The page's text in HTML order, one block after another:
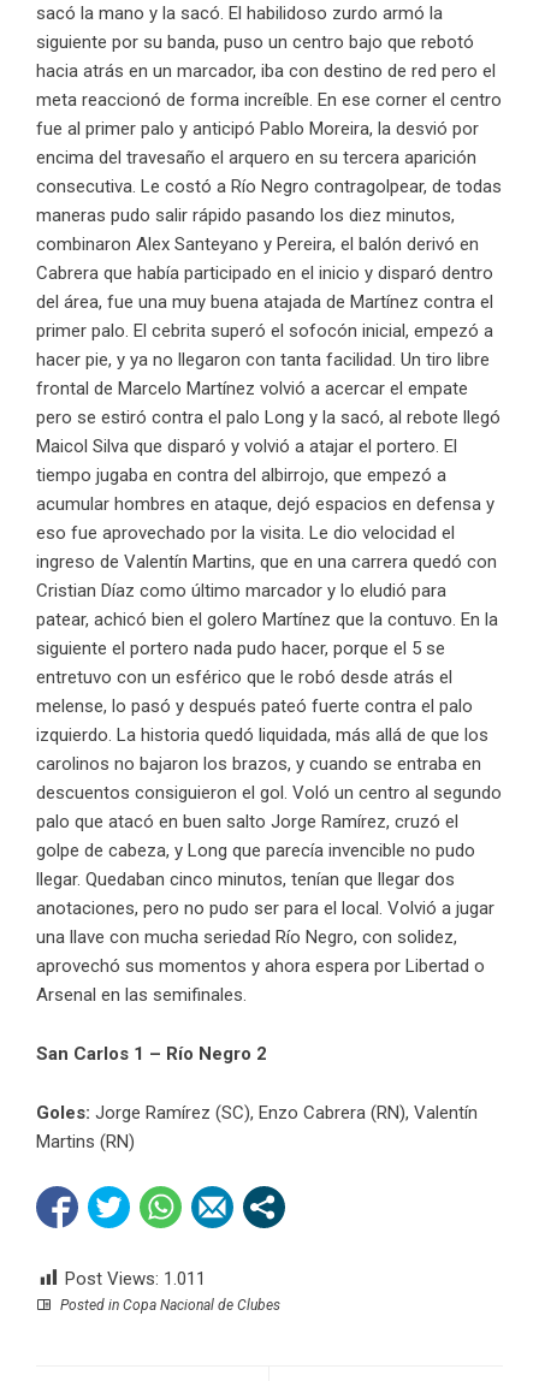
sacó la mano y la sacó. El habilidoso zurdo armó la
siguiente por su banda, puso un centro bajo que rebotó
hacia atrás en un marcador, iba con destino de red pero el
meta reaccionó de forma increíble. En ese corner el centro
fue al primer palo y anticipó Pablo Moreira, la desvió por
encima del travesaño el arquero en su tercera aparición
consecutiva. Le costó a Río Negro contragolpear, de todas
maneras pudo salir rápido pasando los diez minutos,
combinaron Alex Santeyano y Pereira, el balón derivó en
Cabrera que había participado en el inicio y disparó dentro
del área, fue una muy buena atajada de Martínez contra el
primer palo. El cebrita superó el sofocón inicial, empezó a
hacer pie, y ya no llegaron con tanta facilidad. Un tiro libre
frontal de Marcelo Martínez volvió a acercar el empate
pero se estiró contra el palo Long y la sacó, al rebote llegó
Maicol Silva que disparó y volvió a atajar el portero. El
tiempo jugaba en contra del albirrojo, que empezó a
acumular hombres en ataque, dejó espacios en defensa y
eso fue aprovechado por la visita. Le dio velocidad el
ingreso de Valentín Martins, que en una carrera quedó con
Cristian Díaz como último marcador y lo eludió para
patear, achicó bien el golero Martínez que la contuvo. En la
siguiente el portero nada pudo hacer, porque el 5 se
entretuvo con un esférico que le robó desde atrás el
melense, lo pasó y después pateó fuerte contra el palo
izquierdo. La historia quedó liquidada, más allá de que los
carolinos no bajaron los brazos, y cuando se entraba en
descuentos consiguieron el gol. Voló un centro al segundo
palo que atacó en buen salto Jorge Ramírez, cruzó el
golpe de cabeza, y Long que parecía invencible no pudo
llegar. Quedaban cinco minutos, tenían que llegar dos
anotaciones, pero no pudo ser para el local. Volvió a jugar
una llave con mucha seriedad Río Negro, con solidez,
aprovechó sus momentos y ahora espera por Libertad o
Arsenal en las semifinales.
San Carlos 1 – Río Negro 2
Goles: Jorge Ramírez (SC), Enzo Cabrera (RN), Valentín
Martins (RN)
Post Views: 1.011
Posted in Copa Nacional de Clubes